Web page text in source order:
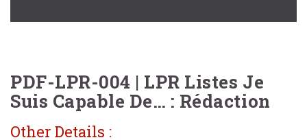
PDF-LPR-004 | LPR Listes Je
Suis Capable De… : Rédaction
Other Details :